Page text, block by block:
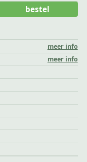
meer info
meer info
bestel